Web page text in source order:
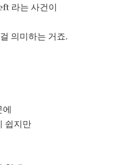
라는 사건이
의미하는 거죠.
에
쉽지만